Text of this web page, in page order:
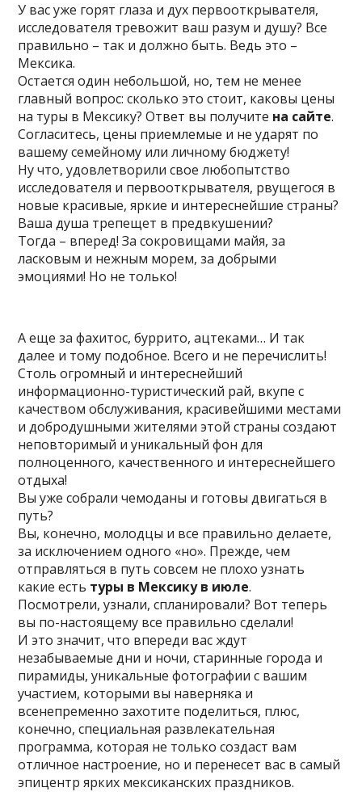
У вас уже горят глаза и дух первооткрывателя,
исследователя тревожит ваш разум и душу? Все
правильно – так и должно быть. Ведь это –
Мексика.
Остается один небольшой, но, тем не менее
главный вопрос: сколько это стоит, каковы цены
на туры в Мексику? Ответ вы получите на сайте.
Согласитесь, цены приемлемые и не ударят по
вашему семейному или личному бюджету!
Ну что, удовлетворили свое любопытство
исследователя и первооткрывателя, рвущегося в
новые красивые, яркие и интереснейшие страны?
Ваша душа трепещет в предвкушении?
Тогда – вперед! За сокровищами майя, за
ласковым и нежным морем, за добрыми
эмоциями! Но не только!
А еще за фахитос, буррито, ацтеками… И так
далее и тому подобное. Всего и не перечислить!
Столь огромный и интереснейший
информационно-туристический рай, вкупе с
качеством обслуживания, красивейшими местами
и добродушными жителями этой страны создают
неповторимый и уникальный фон для
полноценного, качественного и интереснейшего
отдыха!
Вы уже собрали чемоданы и готовы двигаться в
путь?
Вы, конечно, молодцы и все правильно делаете,
за исключением одного «но». Прежде, чем
отправляться в путь совсем не плохо узнать
какие есть туры в Мексику в июле.
Посмотрели, узнали, спланировали? Вот теперь
вы по-настоящему все правильно сделали!
И это значит, что впереди вас ждут
незабываемые дни и ночи, старинные города и
пирамиды, уникальные фотографии с вашим
участием, которыми вы наверняка и
всенепременно захотите поделиться, плюс,
конечно, специальная развлекательная
программа, которая не только создаст вам
отличное настроение, но и перенесет вас в самый
эпицентр ярких мексиканских праздников.